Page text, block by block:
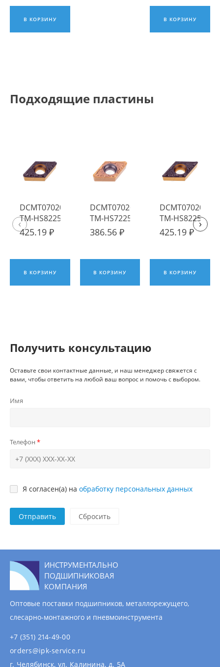
ИПК
В КОРЗИНУ
ИПК
В КОРЗИНУ
Подходящие пластины
DCMT070208-
TM-HS8225
Пластина
425.19 ₽
В КОРЗИНУ
DCMT070208-
TM-HS7225
Пластина
386.56 ₽
В КОРЗИНУ
DCMT070204-
TM-HS8225
Пластина
425.19 ₽
В КОРЗИНУ
‹ ›
Получить консультацию
Оставьте свои контактные данные, и наш менеджер свяжется с
вами, чтобы ответить на любой ваш вопрос и помочь с выбором.
Имя
Телефон
Я согласен(а) на обработку персональных данных
Отправить
ИНСТРУМЕНТАЛЬНО
ПОДШИПНИКОВАЯ
КОМПАНИЯ
Оптовые поставки подшипников, металлорежущего,
слесарно-монтажного и пневмоинструмента
+7 (351) 214-49-00
orders@ipk-service.ru
г. Челябинск, ул. Калинина, д. 5А